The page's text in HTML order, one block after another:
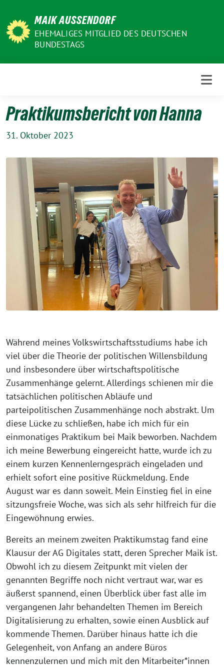
zum
Inhalt
MAIK AUSSENDORF
EHEMALIGES MITGLIED DES DEUTSCHEN
BUNDESTAGS
Praktikumsbericht von Hanna
31. Oktober 2023
Während meines Volkswirtschaftsstudiums habe ich
viel über die Theorie der politischen Willensbildung
und insbesondere über wirtschaftspolitische
Zusammenhänge gelernt. Allerdings schienen mir die
tatsächlichen politischen Abläufe und
parteipolitischen Zusammenhänge noch abstrakt. Um
diese Lücke zu schließen, habe ich mich für ein
einmonatiges Praktikum bei Maik beworben. Nachdem
ich meine Bewerbung eingereicht hatte, wurde ich zu
einem kurzen Kennenlerngespräch eingeladen und
erhielt sofort eine positive Rückmeldung. Ende
August war es dann soweit. Mein Einstieg fiel in eine
sitzungsfreie Woche, was sich als sehr hilfreich für die
Eingewöhnung erwies.
Bereits an meinem zweiten Praktikumstag fand eine
Klausur der AG Digitales statt, deren Sprecher Maik ist.
Obwohl ich zu diesem Zeitpunkt mit vielen der
genannten Begriffe noch nicht vertraut war, war es
äußerst spannend, einen Überblick über fast alle im
vergangenen Jahr behandelten Themen im Bereich
Digitalisierung zu erhalten, sowie einen Ausblick auf
kommende Themen. Darüber hinaus hatte ich die
Gelegenheit, von Anfang an andere Büros
kennenzulernen und mich mit den Mitarbeiter*innen